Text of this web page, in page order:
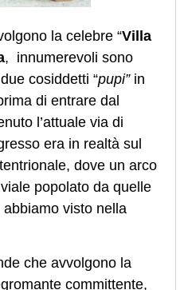
la celebre “Villa
, innumerevoli sono
cosiddetti “pupi”in
di entrare dal
l’attuale via di
era in realtà sul
dove un arco
popolato da quelle
visto nella
che avvolgono la
committente,